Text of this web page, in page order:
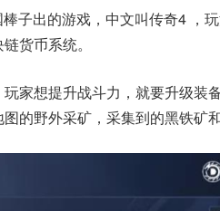
子出的游戏，中文叫传奇4 ，
货币系统。
家想提升战斗力，就要升级装
的野外采矿，采集到的黑铁矿